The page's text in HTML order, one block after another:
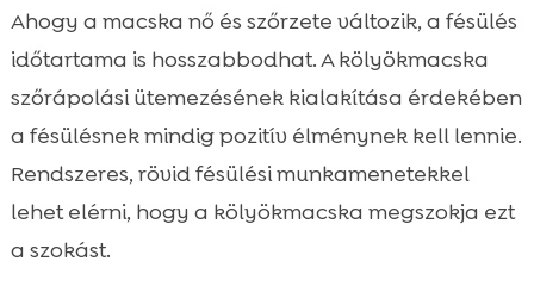
Ahogy a macska nő és szőrzete változik, a fésülés
időtartama is hosszabbodhat. A kölyökmacska
szőrápolási ütemezésének kialakítása érdekében
a fésülésnek mindig pozitív élménynek kell lennie.
Rendszeres, rövid fésülési munkamenetekkel
lehet elérni, hogy a kölyökmacska megszokja ezt
a szokást.